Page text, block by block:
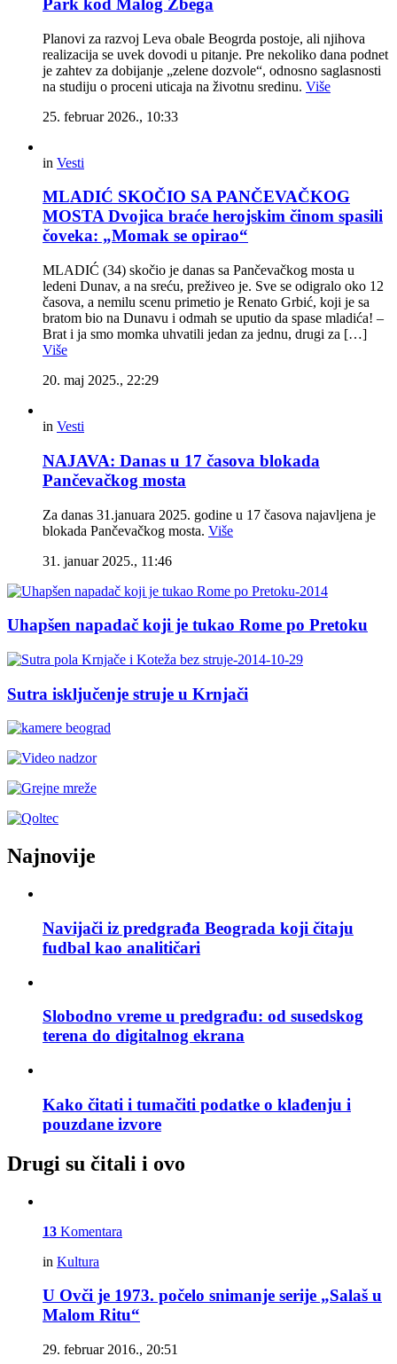
Park kod Malog Zbega
Planovi za razvoj Leva obale Beogrda postoje, ali njihova
realizacija se uvek dovodi u pitanje. Pre nekoliko dana podnet
je zahtev za dobijanje „zelene dozvole“, odnosno saglasnosti
na studiju o proceni uticaja na životnu sredinu. Više
25. februar 2026., 10:33
in Vesti
MLADIĆ SKOČIO SA PANČEVAČKOG
MOSTA Dvojica braće herojskim činom spasili
čoveka: „Momak se opirao“
MLADIĆ (34) skočio je danas sa Pančevačkog mosta u
ledeni Dunav, a na sreću, preživeo je. Sve se odigralo oko 12
časova, a nemilu scenu primetio je Renato Grbić, koji je sa
bratom bio na Dunavu i odmah se uputio da spase mladića! –
Brat i ja smo momka uhvatili jedan za jednu, drugi za […]
Više
20. maj 2025., 22:29
in Vesti
NAJAVA: Danas u 17 časova blokada
Pančevačkog mosta
Za danas 31.januara 2025. godine u 17 časova najavljena je
blokada Pančevačkog mosta. Više
31. januar 2025., 11:46
Uhapšen napadač koji je tukao Rome po Pretoku
Sutra isključenje struje u Krnjači
Najnovije
Navijači iz predgrađa Beograda koji čitaju
fudbal kao analitičari
Slobodno vreme u predgrađu: od susedskog
terena do digitalnog ekrana
Kako čitati i tumačiti podatke o klađenju i
pouzdane izvore
Drugi su čitali i ovo
13 Komentara
in Kultura
U Ovči je 1973. počelo snimanje serije „Salaš u
Malom Ritu“
29. februar 2016., 20:51